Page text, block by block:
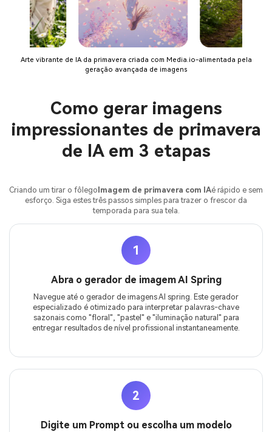
Arte vibrante de IA da primavera criada com Media.io-alimentada pela
geração avançada de imagens
Como gerar imagens
impressionantes de primavera
de IA em 3 etapas
Criando um tirar o fôlego Imagem de primavera com IAé rápido e sem
esforço. Siga estes três passos simples para trazer o frescor da
temporada para sua tela.
1
Abra o gerador de imagem AI Spring
Navegue até o gerador de imagens AI spring. Este gerador
especializado é otimizado para interpretar palavras-chave
sazonais como "floral", "pastel" e "iluminação natural" para
entregar resultados de nível profissional instantaneamente.
2
Digite um Prompt ou escolha um modelo